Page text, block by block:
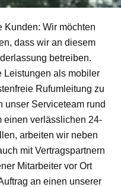
Kunden: Wir möchten
dass wir an diesem
betreiben.
Leistungen als mobiler
Rufumleitung zu
unser Serviceteam rund
einen verlässlichen 24-
arbeiten wir neben
mit Vertragspartnern
Mitarbeiter vor Ort
an einen unserer